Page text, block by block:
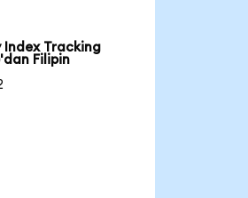
Index Tracking
Filipin